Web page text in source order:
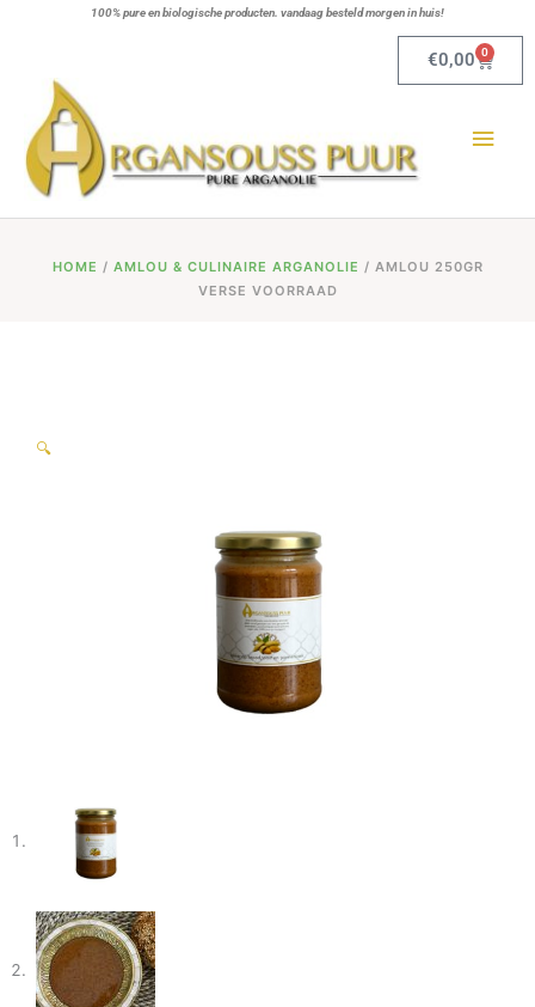
100% pure en biologische producten. vandaag besteld morgen in huis!
€0,00 0
HOME / AMLOU & CULINAIRE ARGANOLIE / AMLOU 250GR
VERSE VOORRAAD
🔍